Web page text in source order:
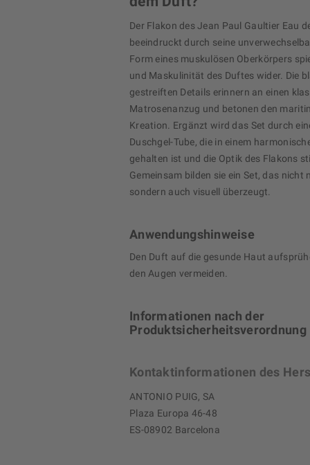
Der Flakon des Jean Paul Gaultier Eau
beeindruckt durch seine
Form eines muskulösen Oberkörpers
und Maskulinität des Duftes wider. Die
gestreiften Details erinnern an einen
Matrosenanzug und betonen den
Kreation. Ergänzt wird das Set durch
Duschgel-Tube, die in einem
gehalten ist und die Optik des Flakons
Gemeinsam bilden sie ein Set, das nicht
sondern auch visuell überzeugt.
Anwendungshinweise
Den Duft auf die gesunde Haut
den Augen vermeiden.
Informationen nach der
Produktsicherheitsverordnung
Kontaktinformationen des
ANTONIO PUIG, SA
Plaza Europa 46-48
ES-08902 Barcelona